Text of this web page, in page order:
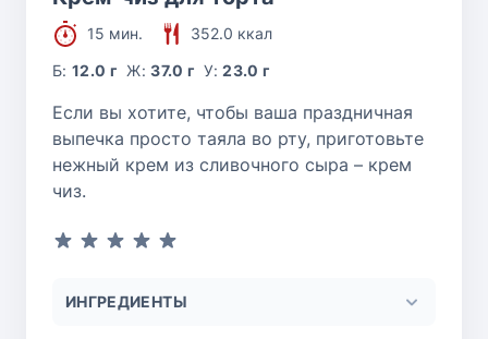
15 мин.
352.0 ккал
Б:12.0 г Ж:37.0 г У:23.0 г
Если вы хотите, чтобы ваша праздничная
выпечка просто таяла во рту, приготовьте
нежный крем из сливочного сыра – крем
чиз.
ИНГРЕДИЕНТЫ